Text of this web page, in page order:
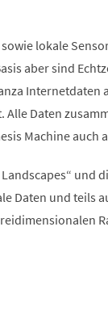
lokale
aber sind
Internetdaten
Alle Daten
Machine auch
und
Daten und teils